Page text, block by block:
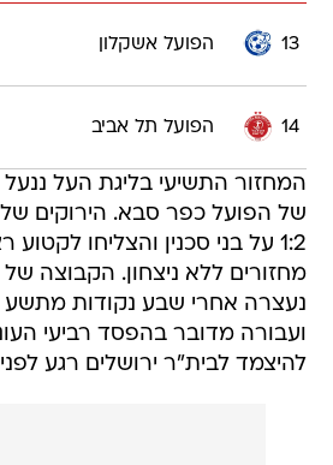
13 הפועל אשקלון
14 הפועל תל אביב
המחזור התשיעי בליגת העל ננעל
של הפועל כפר סבא. הירוקים של
1:2 על בני סכנין והצליחו
מחזורים ללא ניצחון. הקבוצה של
נעצרה אחרי שבע נקודות מתשע
ועבורה מדובר בהפסד רביעי
להיצמד לבית"ר ירושלים רגע